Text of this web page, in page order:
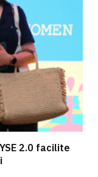
2.0 facilite